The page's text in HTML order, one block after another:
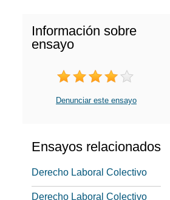
Información sobre
ensayo
Denunciar este ensayo
Ensayos relacionados
Derecho Laboral Colectivo
Derecho Laboral Colectivo